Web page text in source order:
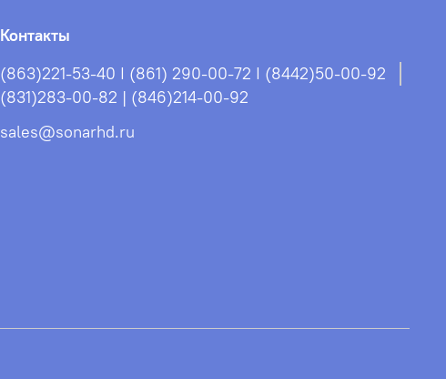
Контакты
(863)221-53-40 I (861) 290-00-72 I (8442)50-00-92
(831)283-00-82 | (846)214-00-92
sales@sonarhd.ru